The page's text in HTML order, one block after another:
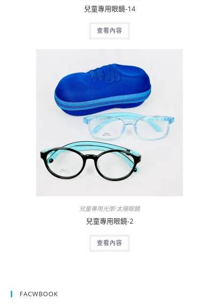
兒童專用眼鏡-14
查看內容
兒童專用光學/太陽眼鏡
兒童專用眼鏡-2
查看內容
FACWBOOK